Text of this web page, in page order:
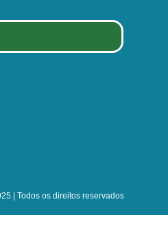
| Todos os direitos reservados